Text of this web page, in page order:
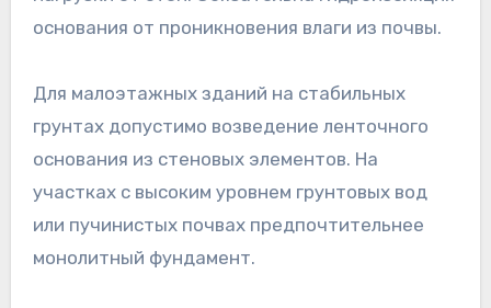
основания от проникновения влаги из почвы.
Для малоэтажных зданий на стабильных
грунтах допустимо возведение ленточного
основания из стеновых элементов. На
участках с высоким уровнем грунтовых вод
или пучинистых почвах предпочтительнее
монолитный фундамент.